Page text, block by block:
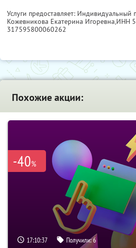
Услуги предоставляет: Индивидуальный
Кожевникова Екатерина Игоревна,ИНН
317595800060262
Похожие акции:
-40%
17:10:35 Получили:6